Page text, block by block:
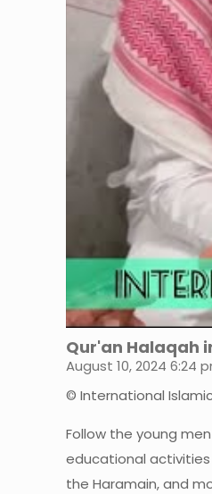
Qur'an Halaqah
August 10, 2024 6:24
© International
Follow the young
educational activities
the Haramain, and